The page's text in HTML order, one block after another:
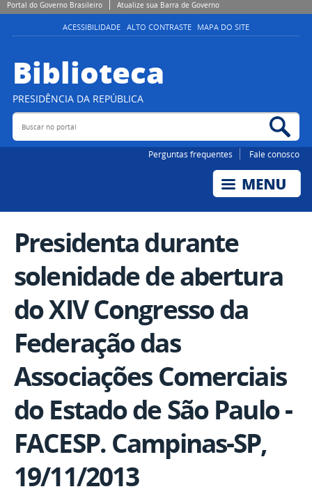
Portal do Governo Brasileiro Atualize sua Barra de Governo
ACESSIBILIDADE ALTO CONTRASTE MAPA DO SITE
Biblioteca
PRESIDÊNCIA DA REPÚBLICA
Buscar no portal
Perguntas frequentes Fale conosco
Presidenta durante
solenidade de abertura
do XIV Congresso da
Federação das
Associações Comerciais
do Estado de São Paulo -
FACESP. Campinas-SP,
19/11/2013